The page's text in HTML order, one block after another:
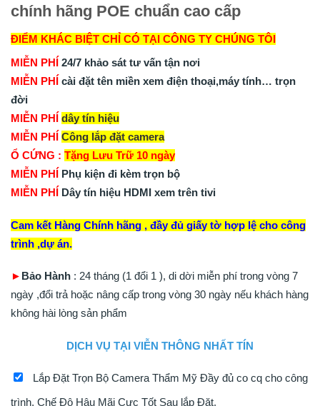
chính hãng POE chuẩn cao cấp
ĐIỂM KHÁC BIỆT CHỈ CÓ TẠI CÔNG TY CHÚNG TÔI
MIỄN PHÍ
24/7 khảo sát tư vấn tận nơi
MIỄN PHÍ cài đặt tên miền xem điện thoại,máy tính… trọn
đời
MIỄN PHÍ dây tín hiệu
MIỄN PHÍ Công lắp đặt camera
Ổ CỨNG : Tặng Lưu Trữ 10 ngày
MIỄN PHÍ
Phụ kiện đi kèm trọn bộ
MIỄN PHÍ
Dây tín hiệu HDMI xem trên tivi
Cam kết Hàng Chính hãng , đầy đủ giấy tờ hợp lệ cho công
trình ,dự án.
► Bảo Hành : 24 tháng (1 đổi 1 ), di dời miễn phí trong vòng 7
ngày ,đổi trả hoặc nâng cấp trong vòng 30 ngày nếu khách hàng
không hài lòng sản phẩm
DỊCH VỤ TẠI VIỄN THÔNG NHẤT TÍN
Lắp Đặt Trọn Bộ Camera Thẩm Mỹ Đầy đủ co cq cho công
trình, Chế Độ Hậu Mãi Cực Tốt Sau lắp Đặt.